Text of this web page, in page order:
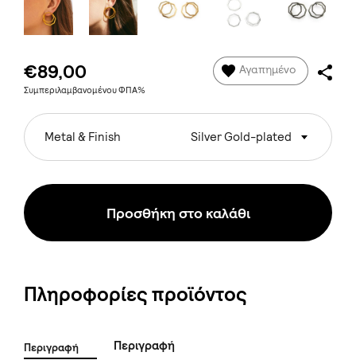
€89,00
Συμπεριλαμβανομένου ΦΠΑ%
Αγαπημένο
Metal & Finish Silver Gold-plated
Προσθήκη στο καλάθι
Πληροφορίες προϊόντος
Περιγραφή
Περιγραφή